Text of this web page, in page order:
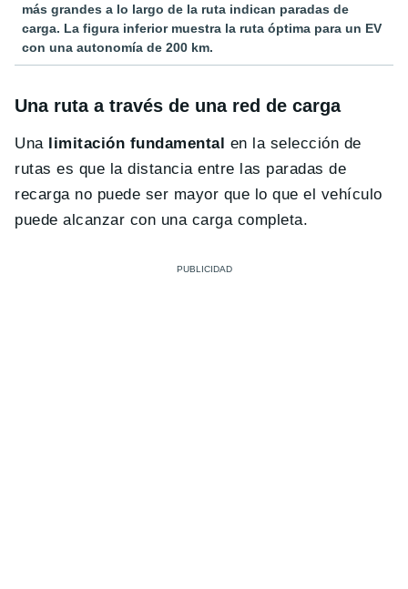
más grandes a lo largo de la ruta indican paradas de
carga. La figura inferior muestra la ruta óptima para un EV
con una autonomía de 200 km.
Una ruta a través de una red de carga
Una limitación fundamental en la selección de
rutas es que la distancia entre las paradas de
recarga no puede ser mayor que lo que el vehículo
puede alcanzar con una carga completa.